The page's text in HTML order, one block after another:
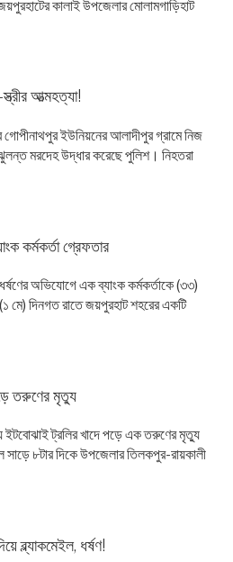
কালাই উপজেলার মোলামগাড়িহাট
আত্মহত্যা!
ইউনিয়নের আলাদীপুর গ্রামে নিজ
ঝুলন্ত মরদেহ উদ্ধার করেছে পুলিশ। নিহতরা
কর্মকর্তা গ্রেফতার
অভিযোগে এক ব্যাংক কর্মকর্তাকে (৩৩)
মে) দিনগত রাতে জয়পুরহাট শহরের একটি
তরুণের মৃত্যু
ট্রলির খাদে পড়ে এক তরুণের মৃত্যু
৮টার দিকে উপজেলার তিলকপুর-রায়কালী
ব্ল্যাকমেইল, ধর্ষণ!